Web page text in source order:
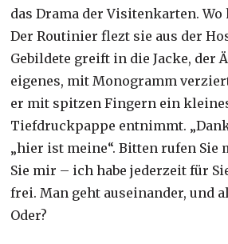
das Drama der Visitenkarten. Wo
Der Routinier flezt sie aus der
Gebildete greift in die Jacke, der
eigenes, mit Monogramm
er mit spitzen Fingern ein
Tiefdruckpappe entnimmt.
„hier ist meine“. Bitten rufen Sie
Sie mir – ich habe jederzeit für
frei. Man geht auseinander, und
Oder?